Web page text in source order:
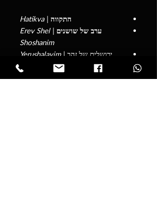
התקווה |
Hatikva
ערב של שושנים |
Erev Shel
Shoshanim
ירושלים של זהב |
Yerushalayim
Shel Zahav
יום הולדת שמח|
Yom Huledet